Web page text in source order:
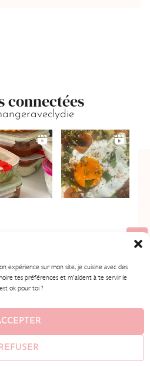
expérience sur mon site, je cuisine avec des
tes préférences et m'aident à te servir le
ok pour toi ?
REFUSER
connectées
LYDIE• AVEC ♥ PARAMEENA